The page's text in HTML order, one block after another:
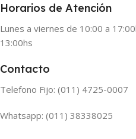
Horarios de Atención
Lunes a viernes de 10:00 a
13:00hs
Contacto
Telefono Fijo: (011) 4725-0007
Whatsapp: (011) 38338025